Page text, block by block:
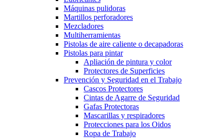
Máquinas pulidoras
Martillos perforadores
Mezcladores
Multiherramientas
Pistolas de aire caliente o decapadoras
Pistolas para pintar
Apliación de pintura y color
Protectores de Superficies
Prevención y Seguridad en el Trabajo
Cascos Protectores
Cintas de Agarre de Seguridad
Gafas Protectoras
Mascarillas y respiradores
Protecciones para los Oidos
Ropa de Trabajo